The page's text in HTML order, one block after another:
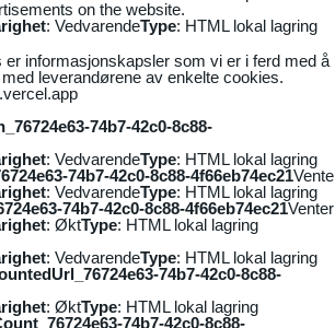
on the website.
: VedvarendeType: HTML lokal lagring
informasjonskapsler som vi er i ferd med å
leverandørene av enkelte cookies.
74b7-42c0-8c88-
: VedvarendeType: HTML lokal lagring
74b7-42c0-8c88-4f66eb74ec21
: VedvarendeType: HTML lokal lagring
74b7-42c0-8c88-4f66eb74ec21Venter
: ØktType: HTML lokal lagring
: VedvarendeType: HTML lokal lagring
74b7-42c0-8c88-
: ØktType: HTML lokal lagring
74b7-42c0-8c88-